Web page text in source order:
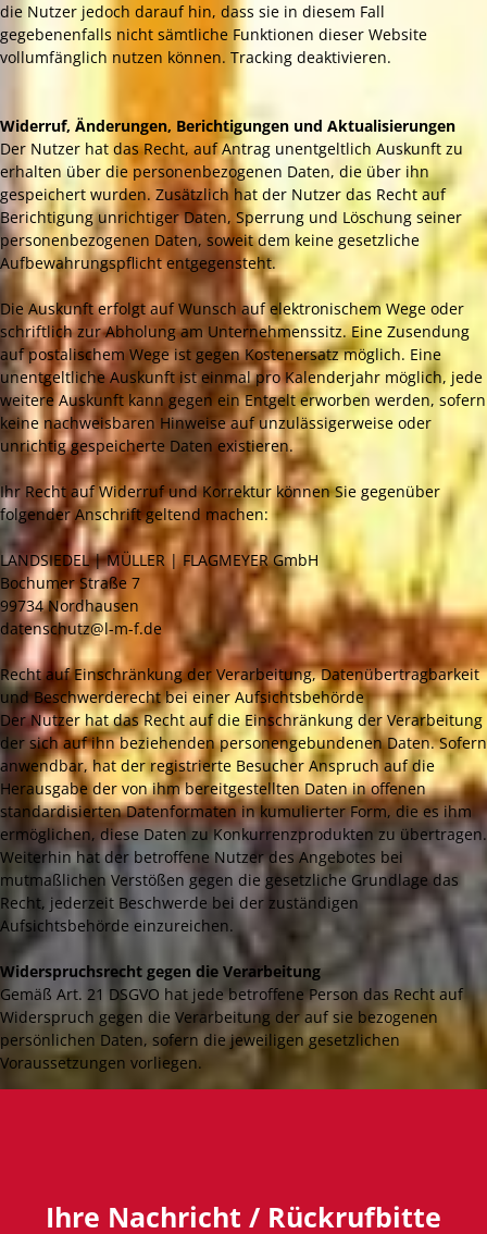
die Nutzer jedoch darauf hin, dass sie in diesem Fall
gegebenenfalls nicht sämtliche Funktionen dieser Website
vollumfänglich nutzen können. Tracking deaktivieren.
Widerruf, Änderungen, Berichtigungen und Aktualisierungen
Der Nutzer hat das Recht, auf Antrag unentgeltlich Auskunft zu
erhalten über die personenbezogenen Daten, die über ihn
gespeichert wurden. Zusätzlich hat der Nutzer das Recht auf
Berichtigung unrichtiger Daten, Sperrung und Löschung seiner
personenbezogenen Daten, soweit dem keine gesetzliche
Aufbewahrungspflicht entgegensteht.
Die Auskunft erfolgt auf Wunsch auf elektronischem Wege oder
schriftlich zur Abholung am Unternehmenssitz. Eine Zusendung
auf postalischem Wege ist gegen Kostenersatz möglich. Eine
unentgeltliche Auskunft ist einmal pro Kalenderjahr möglich, jede
weitere Auskunft kann gegen ein Entgelt erworben werden, sofern
keine nachweisbaren Hinweise auf unzulässigerweise oder
unrichtig gespeicherte Daten existieren.
Ihr Recht auf Widerruf und Korrektur können Sie gegenüber
folgender Anschrift geltend machen:
LANDSIEDEL | MÜLLER | FLAGMEYER GmbH
Bochumer Straße 7
99734 Nordhausen
datenschutz@l-m-f.de
Recht auf Einschränkung der Verarbeitung, Datenübertragbarkeit
und Beschwerderecht bei einer Aufsichtsbehörde
Der Nutzer hat das Recht auf die Einschränkung der Verarbeitung
der sich auf ihn beziehenden personengebundenen Daten. Sofern
anwendbar, hat der registrierte Besucher Anspruch auf die
Herausgabe der von ihm bereitgestellten Daten in offenen
standardisierten Datenformaten in kumulierter Form, die es ihm
ermöglichen, diese Daten zu Konkurrenzprodukten zu übertragen.
Weiterhin hat der betroffene Nutzer des Angebotes bei
mutmaßlichen Verstößen gegen die gesetzliche Grundlage das
Recht, jederzeit Beschwerde bei der zuständigen
Aufsichtsbehörde einzureichen.
Widerspruchsrecht gegen die Verarbeitung
Gemäß Art. 21 DSGVO hat jede betroffene Person das Recht auf
Widerspruch gegen die Verarbeitung der auf sie bezogenen
persönlichen Daten, sofern die jeweiligen gesetzlichen
Voraussetzungen vorliegen.
Ihre Nachricht / Rückrufbitte